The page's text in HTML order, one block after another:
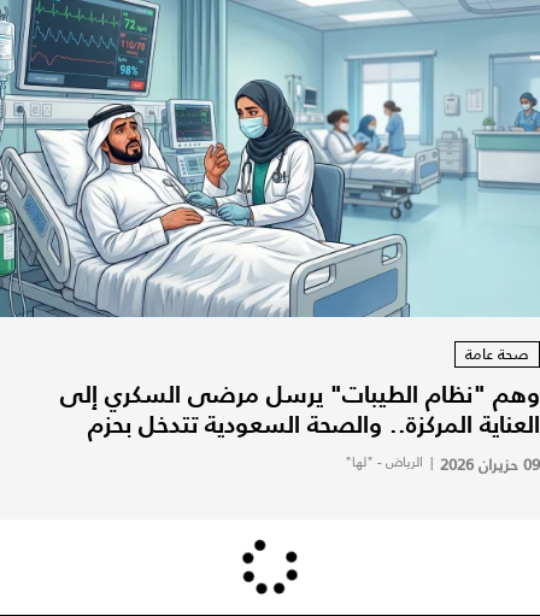
صحة عامة
وهم "نظام الطيبات" يرسل مرضى السكري إلى
العناية المركزة.. والصحة السعودية تتدخل بحزم
09 حزيران 2026 | الرياض - "لها"